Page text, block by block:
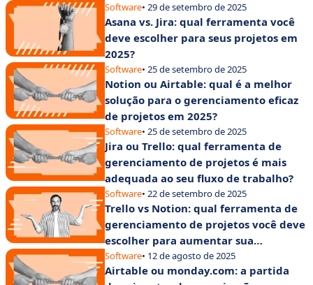
Software• 29 de setembro de 2025
Asana vs. Jira: qual ferramenta você
deve escolher para seus projetos em
2025?
Software• 25 de setembro de 2025
Notion ou Airtable: qual é a melhor
solução para o gerenciamento eficaz
de projetos em 2025?
Software• 25 de setembro de 2025
Jira ou Trello: qual ferramenta de
gerenciamento de projetos é mais
adequada ao seu fluxo de trabalho?
Software• 22 de setembro de 2025
Trello vs Notion: qual ferramenta de
gerenciamento de projetos você deve
escolher para aumentar sua
produtividade?
Software• 12 de agosto de 2025
Airtable ou monday.com: a partida